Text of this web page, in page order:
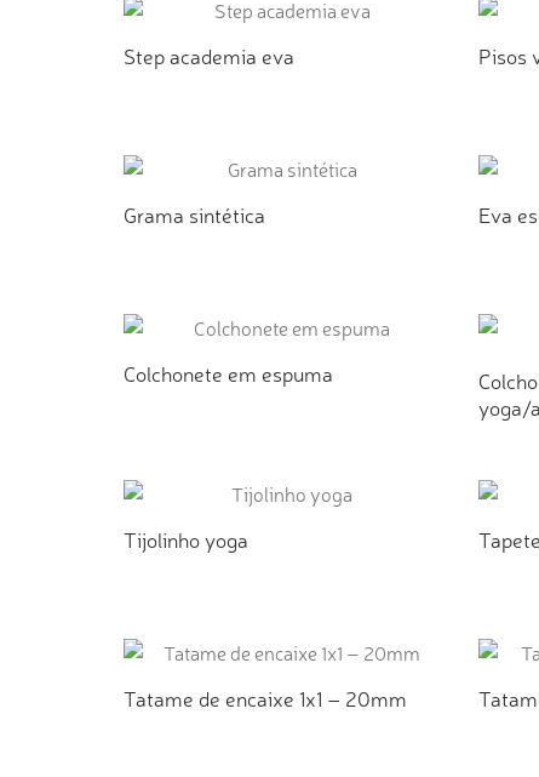
Step academia eva Pisos
Grama sintética Eva
Colchonete em espuma
yoga/
Tijolinho yoga
Tatame de encaixe 1x1 – 20mm